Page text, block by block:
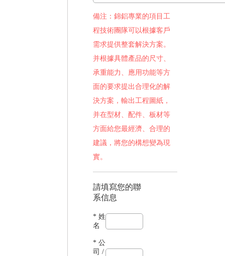
備注：錦鋁專業的項目工
程技術團隊可以根據客戶
需求提供整套解決方案。
并根據具體產品的尺寸、
承重能力、應用功能等方
面的要求提出合理化的解
決方案，輸出工程圖紙，
并在型材、配件、板材等
方面給您最經濟、合理的
建議，將您的構想變為現
實。
請填寫您的聯
系信息
* 姓
名
* 公
司 /